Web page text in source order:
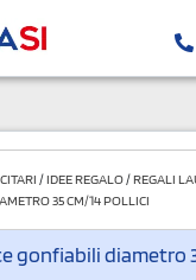
/IDEE REGALO/REGALI
35 CM/14 POLLICI
gonfiabili diametro